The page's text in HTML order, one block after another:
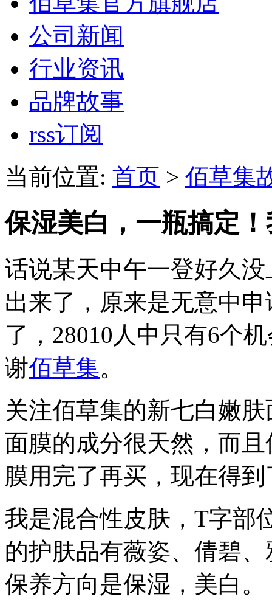
公司新闻
行业资讯
品牌故事
rss订阅
当前位置: 首页 > 佰草集
保湿美白，一瓶搞定
话说某天中午一登好久
出来了，原来是无意中
了，28010人中只有6个
谢佰草集。
关注佰草集的新七白嫩
面膜的成分很天然，而
膜用完了再买，现在得
我是混合性皮肤，T字部
的护肤品有薇姿、倩碧
保养方向是保湿，美白。